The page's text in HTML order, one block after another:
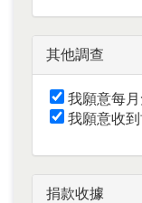
其他調查
我願意每
我願意收
捐款收據